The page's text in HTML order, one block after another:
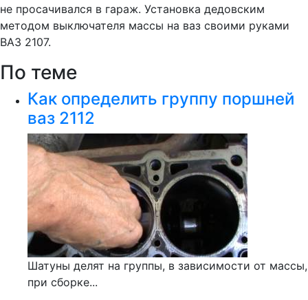
не просачивался в гараж. Установка дедовским
методом выключателя массы на ваз своими руками
ВАЗ 2107.
По теме
Как определить группу поршней
ваз 2112
Шатуны делят на группы, в зависимости от массы,
при сборке...